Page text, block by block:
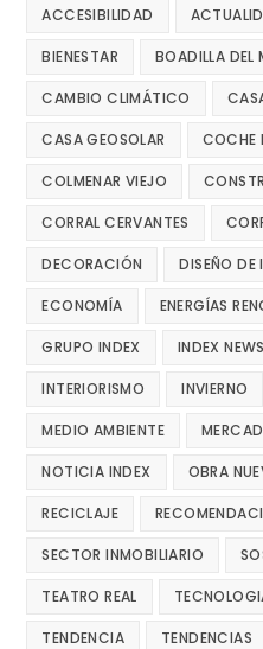
ACCESIBILIDAD
BIENESTAR BOADILLA DEL
CAMBIO CLIMÁTICO
CASA GEOSOLAR COCHE
COLMENAR VIEJO
CORRAL CERVANTES
DECORACIÓN DISEÑO DE
ECONOMÍA ENERGÍAS
GRUPO INDEX INDEX NEWS
INTERIORISMO INVIERNO
MEDIO AMBIENTE
NOTICIA INDEX OBRA
RECICLAJE
SECTOR INMOBILIARIO
TEATRO REAL
TENDENCIA TENDENCIAS